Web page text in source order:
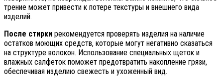
трение может привести к потере текстуры и внешнего вида
изделий.
После стирки рекомендуется проверять изделия на наличие
остатков моющих средств, которые могут негативно сказаться
на структуре волокон. Использование специальных щеток и
влажных салфеток поможет предотвратить накопление грязи,
обеспечивая изделию свежесть и ухоженный вид.